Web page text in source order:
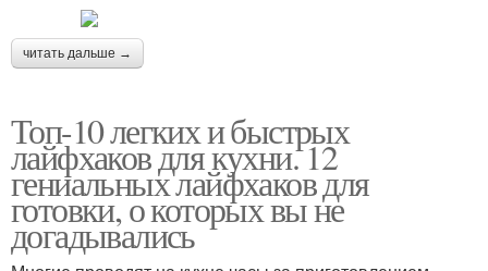
читать дальше →
Топ-10 легких и быстрых
лайфхаков для кухни. 12
гениальных лайфхаков для
готовки, о которых вы не
догадывались